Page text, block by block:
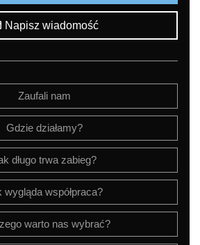
Napisz wiadomość
Zaufali nam
Gdzie działamy?
długo trwa zabieg?
wygląda współpraca?
warto nas wybrać?